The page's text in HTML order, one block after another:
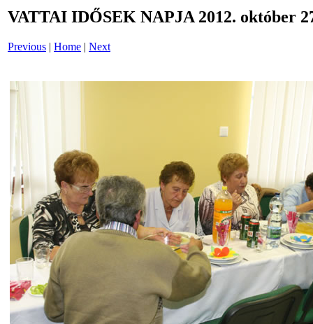
VATTAI IDŐSEK NAPJA 2012. október
Previous | Home | Next